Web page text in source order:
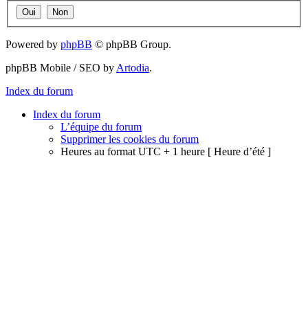
Powered by phpBB © phpBB Group.
phpBB Mobile / SEO by Artodia.
Index du forum
Index du forum
L’équipe du forum
Supprimer les cookies du forum
Heures au format UTC + 1 heure [ Heure d’été ]